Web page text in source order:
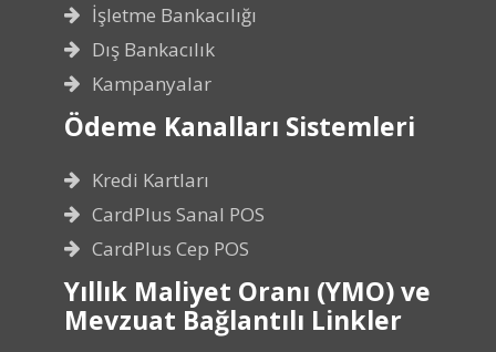
İşletme Bankacılığı
Dış Bankacılık
Kampanyalar
Ödeme Kanalları Sistemleri
Kredi Kartları
CardPlus Sanal POS
CardPlus Cep POS
Yıllık Maliyet Oranı (YMO) ve
Mevzuat Bağlantılı Linkler